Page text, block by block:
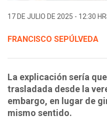
17 DE JULIO DE 2025 - 12:30
FRANCISCO SEPÚLVEDA
La explicación sería
trasladada desde la
embargo, en lugar de
mismo sentido.